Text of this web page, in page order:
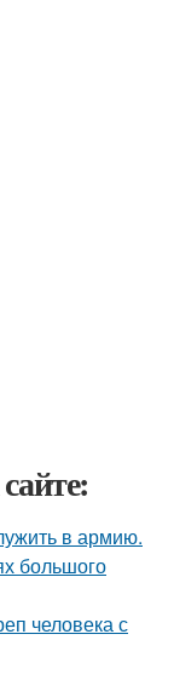
в армию.
большого
человека с